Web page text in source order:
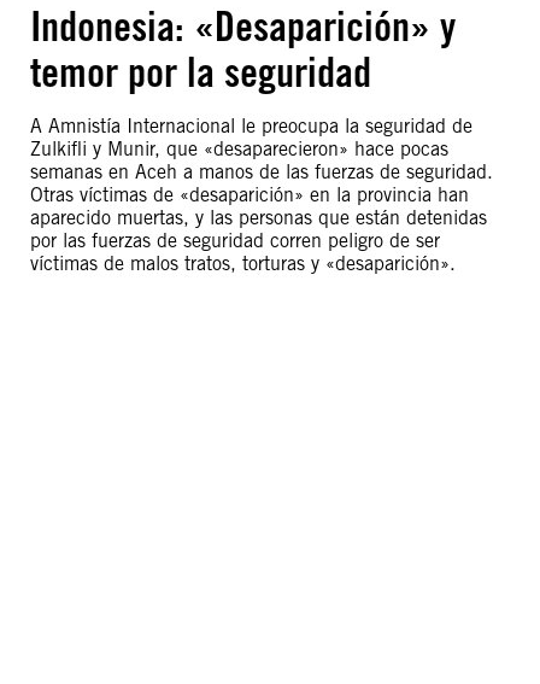
Indonesia: «Desaparición» y
temor por la seguridad
A Amnistía Internacional le preocupa la seguridad de
Zulkifli y Munir, que «desaparecieron» hace pocas
semanas en Aceh a manos de las fuerzas de seguridad.
Otras víctimas de «desaparición» en la provincia han
aparecido muertas, y las personas que están detenidas
por las fuerzas de seguridad corren peligro de ser
víctimas de malos tratos, torturas y «desaparición».